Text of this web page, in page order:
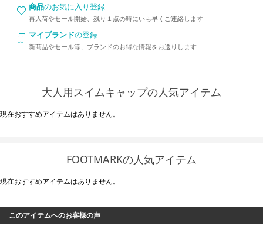
商品のお気に入り登録
再入荷やセール開始、残り１点の時にいち早くご連絡します
マイブランドの登録
新商品やセール等、ブランドのお得な情報をお送りします
大人用スイムキャップの人気アイテム
現在おすすめアイテムはありません。
FOOTMARKの人気アイテム
現在おすすめアイテムはありません。
このアイテムへのお客様の声